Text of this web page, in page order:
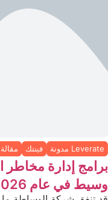
Leverate مدونة فينتك مقالة
برامج إدارة مخاطر
وسيط في عام 2026